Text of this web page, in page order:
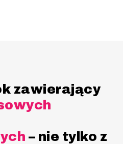
zawierający
– nie tylko z